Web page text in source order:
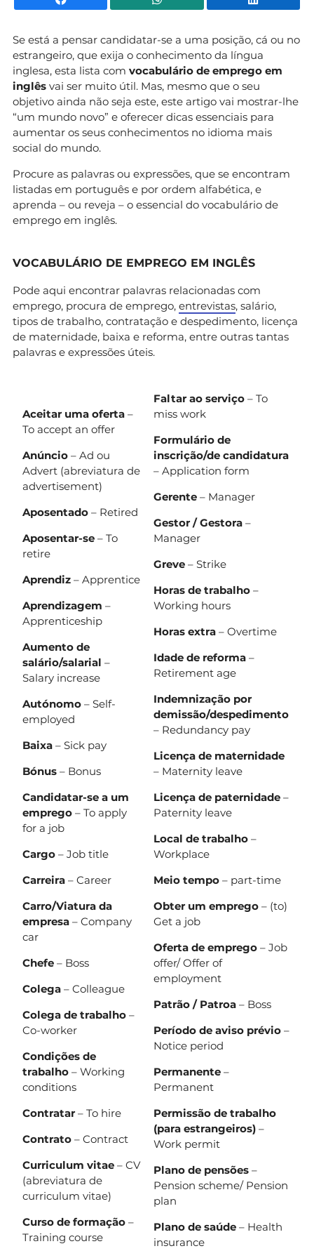
Se está a pensar candidatar-se a uma posição, cá ou no
estrangeiro, que exija o conhecimento da língua
inglesa, esta lista com vocabulário de emprego em
inglês vai ser muito útil. Mas, mesmo que o seu
objetivo ainda não seja este, este artigo vai mostrar-lhe
“um mundo novo” e oferecer dicas essenciais para
aumentar os seus conhecimentos no idioma mais
social do mundo.
Procure as palavras ou expressões, que se encontram
listadas em português e por ordem alfabética, e
aprenda – ou reveja – o essencial do vocabulário de
emprego em inglês.
VOCABULÁRIO DE EMPREGO EM INGLÊS
Pode aqui encontrar palavras relacionadas com
emprego, procura de emprego, entrevistas, salário,
tipos de trabalho, contratação e despedimento, licença
de maternidade, baixa e reforma, entre outras tantas
palavras e expressões úteis.
Aceitar uma oferta –
To accept an offer
Anúncio – Ad ou
Advert (abreviatura de
advertisement)
Aposentado – Retired
Aposentar-se – To
retire
Aprendiz – Apprentice
Aprendizagem –
Apprenticeship
Aumento de
salário/salarial –
Salary increase
Autónomo – Self-
employed
Baixa – Sick pay
Bónus – Bonus
Candidatar-se a um
emprego – To apply
for a job
Cargo – Job title
Carreira – Career
Carro/Viatura da
empresa – Company
car
Chefe – Boss
Colega – Colleague
Colega de trabalho –
Co-worker
Condições de
trabalho – Working
conditions
Contratar – To hire
Contrato – Contract
Curriculum vitae – CV
(abreviatura de
curriculum vitae)
Curso de formação –
Training course
Faltar ao serviço – To
miss work
Formulário de
inscrição/de candidatura
– Application form
Gerente – Manager
Gestor / Gestora –
Manager
Greve – Strike
Horas de trabalho –
Working hours
Horas extra – Overtime
Idade de reforma –
Retirement age
Indemnização por
demissão/despedimento
– Redundancy pay
Licença de maternidade
– Maternity leave
Licença de paternidade –
Paternity leave
Local de trabalho –
Workplace
Meio tempo – part-time
Obter um emprego – (to)
Get a job
Oferta de emprego – Job
offer/ Offer of
employment
Patrão / Patroa – Boss
Período de aviso prévio –
Notice period
Permanente –
Permanent
Permissão de trabalho
(para estrangeiros) –
Work permit
Plano de pensões –
Pension scheme/ Pension
plan
Plano de saúde – Health
insurance